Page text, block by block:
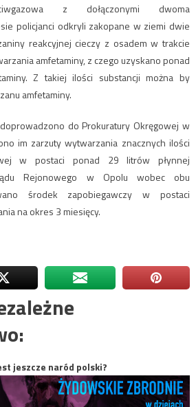
z dołączonymi dwoma
policjanci odkryli zakopane w ziemi dwie
reakcyjnej cieczy z osadem w trakcie
amfetaminy, z czego uzyskano ponad
Z takiej ilości substancji można by
amfetaminy.
do Prokuratury Okręgowej w
im zarzuty wytwarzania znacznych ilości
w postaci ponad 29 litrów płynnej
Rejonowego w Opolu wobec obu
środek zapobiegawczy w postaci
na okres 3 miesięcy.
jeszcze naród polski?